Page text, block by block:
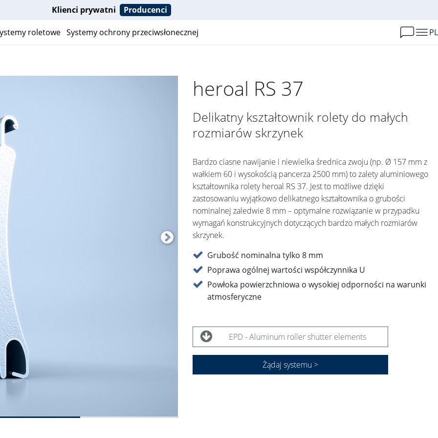
Klienci prywatni Producenci
roletowe Systemy ochrony przeciwsłonecznej PL
heroal RS 37
Delikatny kształtownik rolety do małych
rozmiarów skrzynek
Bardzo ciasne nawijanie i niewielka średnica zwoju (np. Ø 157 mm z
wałkiem 60 i wysokością pancerza 2500 mm) to zalety aluminiowego
kształtownika rolety heroal RS 37. Jest to możliwe dzięki
zastosowaniu wyjątkowo delikatnego kształtownika o grubości
nominalnej zaledwie 8 mm – optymalne rozwiązanie w przypadku
wymagań konstrukcyjnych dotyczących bardzo małych rozmiarów
skrzynek.
Grubość nominalna tylko 8 mm
Poprawa ogólnej wartości współczynnika U
Powłoka powierzchniowa o wysokiej odporności na warunki
atmosferyczne
EPD - Aluminum roller shutter elements
Żądaj systemu >